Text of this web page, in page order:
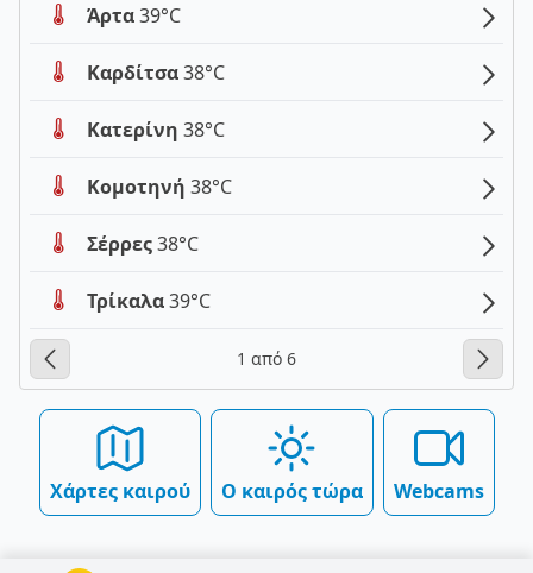
Άρτα39°C
Καρδίτσα38°C
Κατερίνη 38°C
Κομοτηνή 38°C
Σέρρες38°C
Τρίκαλα39°C
1 από 6
Χάρτες καιρού Ο καιρός τώρα Webcams